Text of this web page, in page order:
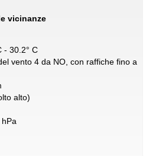
vicinanze
- 30.2° C
vento 4 da NO, con raffiche fino a
alto)